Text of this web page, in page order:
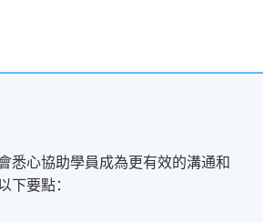
悉心協助學員成為更有效的溝通和
下要點：